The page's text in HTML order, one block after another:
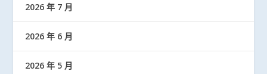
2026 年 7 月
2026 年 6 月
2026 年 5 月